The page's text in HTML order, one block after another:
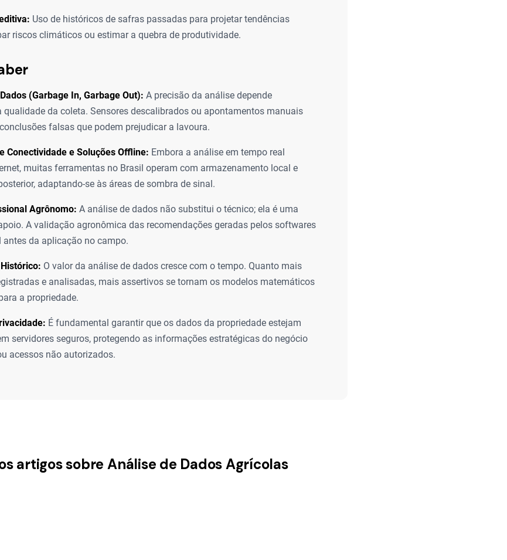
Uso de históricos de safras passadas para projetar tendências
riscos climáticos ou estimar a quebra de produtividade.
(Garbage In, Garbage Out): A precisão da análise depende
qualidade da coleta. Sensores descalibrados ou apontamentos manuais
falsas que podem prejudicar a lavoura.
Conectividade e Soluções Offline: Embora a análise em tempo real
muitas ferramentas no Brasil operam com armazenamento local e
adaptando-se às áreas de sombra de sinal.
Agrônomo: A análise de dados não substitui o técnico; ela é uma
A validação agronômica das recomendações geradas pelos softwares
antes da aplicação no campo.
O valor da análise de dados cresce com o tempo. Quanto mais
e analisadas, mais assertivos se tornam os modelos matemáticos
a propriedade.
É fundamental garantir que os dados da propriedade estejam
servidores seguros, protegendo as informações estratégicas do negócio
acessos não autorizados.
artigos sobre Análise de Dados Agrícolas